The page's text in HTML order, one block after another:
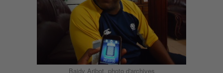
Baidy Aribot, photo d'archives